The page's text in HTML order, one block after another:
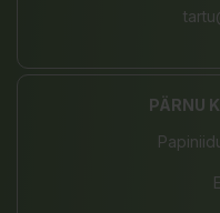
PÄRNU